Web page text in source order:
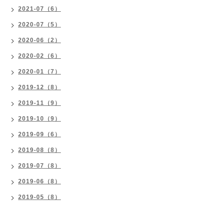
2021-07（6）
2020-07（5）
2020-06（2）
2020-02（6）
2020-01（7）
2019-12（8）
2019-11（9）
2019-10（9）
2019-09（6）
2019-08（8）
2019-07（8）
2019-06（8）
2019-05（8）